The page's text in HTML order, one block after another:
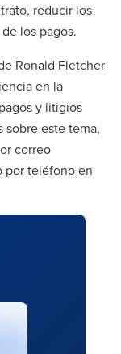
reducir los
los pagos.
Ronald Fletcher
en la
y litigios
sobre este tema,
correo
por teléfono en